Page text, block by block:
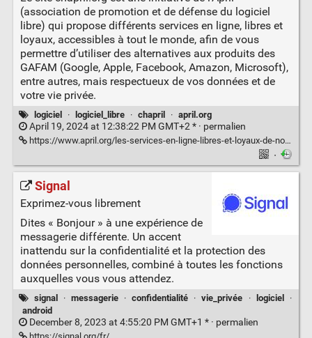
(association de promotion et de défense du logiciel
libre) qui propose différents services en ligne, libres et
loyaux, accessibles à tout le monde, afin de vous
permettre d’utiliser des alternatives aux produits des
GAFAM (Google, Apple, Facebook, Amazon, Microsoft),
entre autres, mais respectueux de vos données et de
votre vie privée.
logiciel · logiciel_libre · chapril · april.org
April 19, 2024 at 12:38:22 PM GMT+2 * · permalien
https://www.april.org/les-services-en-ligne-libres-et-loyaux-de-notre-chapril-utilisez-les-parlez-en-autour-de-vous
·
Signal
Exprimez-vous librement
Dites « Bonjour » à une expérience de
messagerie différente. Un accent
inattendu sur la confidentialité et la protection des
données personnelles, combiné à toutes les fonctions
auxquelles vous vous attendez.
signal · messagerie · confidentialité · vie_privée · logiciel
·
android
December 8, 2023 at 4:55:20 PM GMT+1 * · permalien